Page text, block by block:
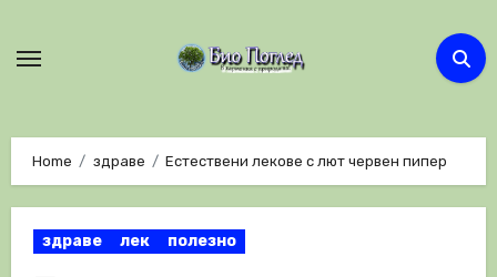
Home здраве Естествени лекове с лют червен пипер
здраве лек полезно